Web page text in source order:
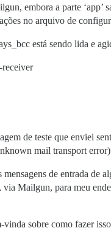
embora a parte
no arquivo de
está sendo lida e
receiver
de teste que enviei
mail transport
mensagens de entrada de
Mailgun, para meu
vinda sobre como fazer